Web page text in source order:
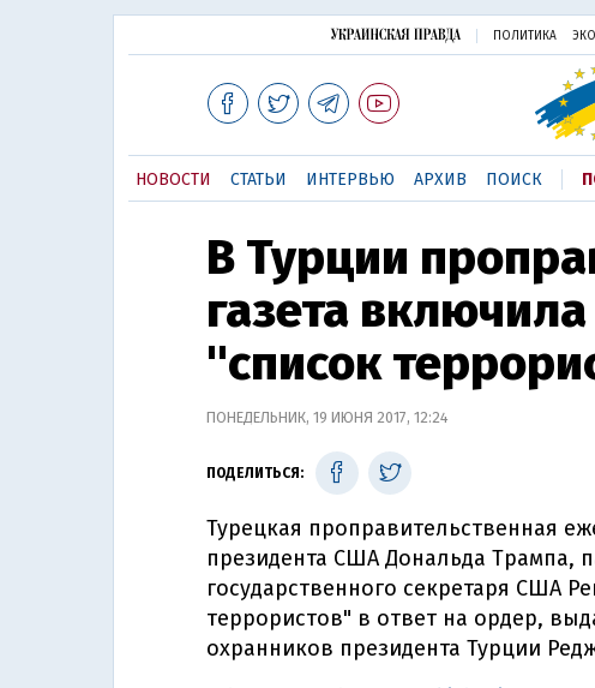
ПОЛИТИКА
НОВОСТИ СТАТЬИ ИНТЕРВЬЮ АРХИВ ПОИСК
В Турции
газета
"список
ПОНЕДЕЛЬНИК, 19 ИЮНЯ 2017, 12:24
ПОДЕЛИТЬСЯ:
Турецкая проправительственная
президента США Дональда Трампа,
государственного секретаря США
террористов" в ответ на ордер,
охранников президента Турции